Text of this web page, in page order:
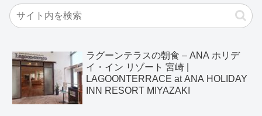
ラグーンテラスの朝食 – ANA ホリデ
イ・イン リゾート 宮崎 |
LAGOONTERRACE at ANA HOLIDAY
INN RESORT MIYAZAKI